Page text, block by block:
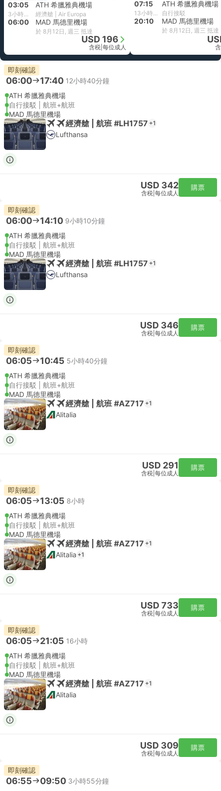
03:05 ATH 希臘雅典機場
3小時55分鐘 經濟艙 | Air Europa
06:00 MAD 馬德里機場
於 8月12日, 週三 抵達
USD 196
含税 每位成人
07:15 ATH 希臘雅典機場
13小時55分鐘 自行接駁
20:10 MAD 馬德里機場
於 8月12日, 週三 抵達
即刻確認
06:00 17:40 12小時40分鐘
ATH 希臘雅典機場
自行接駁 | 航班+航班
MAD 馬德里機場
經濟艙 | 航班 #LH1757 +1
Lufthansa
USD 342
含税 每位成人
購票
即刻確認
06:00 14:10 9小時10分鐘
ATH 希臘雅典機場
自行接駁 | 航班+航班
MAD 馬德里機場
經濟艙 | 航班 #LH1757 +1
Lufthansa
USD 346
含税 每位成人
購票
即刻確認
06:05 10:45 5小時40分鐘
ATH 希臘雅典機場
自行接駁 | 航班+航班
MAD 馬德里機場
經濟艙 | 航班 #AZ717 +1
Alitalia
USD 291
含税 每位成人
購票
即刻確認
06:05 13:05 8小時
ATH 希臘雅典機場
自行接駁 | 航班+航班
MAD 馬德里機場
經濟艙 | 航班 #AZ717 +1
Alitalia +1
USD 733
含税 每位成人
購票
即刻確認
06:05 21:05 16小時
ATH 希臘雅典機場
自行接駁 | 航班+航班
MAD 馬德里機場
經濟艙 | 航班 #AZ717 +1
Alitalia
USD 309
含税 每位成人
購票
即刻確認
06:55 09:50 3小時55分鐘